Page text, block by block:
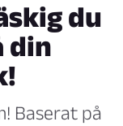
du
din
Baserat på